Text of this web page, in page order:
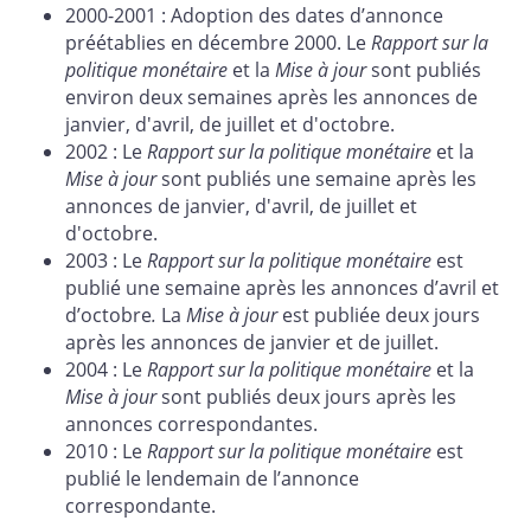
2000-2001 : Adoption des dates d’annonce
préétablies en décembre 2000. LeRapport sur la
politique monétaire et la Mise à joursont publiés
environ deux semaines après les annonces de
janvier, d'avril, de juillet et d'octobre.
2002 : LeRapport sur la politique monétaire et la
Mise à joursont publiés une semaine après les
annonces de janvier, d'avril, de juillet et
d'octobre.
2003 : LeRapport sur la politique monétaire est
publié une semaine après les annonces d’avril et
d’octobre. La Mise à jourest publiée deux jours
après les annonces de janvier et de juillet.
2004 : LeRapport sur la politique monétaire et la
Mise à joursont publiés deux jours après les
annonces correspondantes.
2010 : LeRapport sur la politique monétaire est
publié le lendemain de l’annonce
correspondante.